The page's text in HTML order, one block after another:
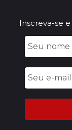
Inscreva-se